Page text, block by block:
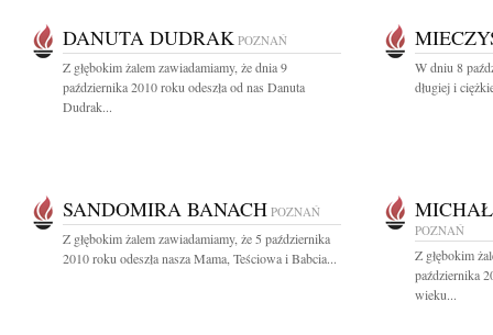
DANUTA DUDRAK POZNAŃ
Z głębokim żalem zawiadamiamy, że dnia 9
października 2010 roku odeszła od nas Danuta
Dudrak...
W dniu 8
długiej i
SANDOMIRA BANACH POZNAŃ
Z głębokim żalem zawiadamiamy, że 5 października
2010 roku odeszła nasza Mama, Teściowa i Babcia...
POZNAŃ
Z głębokim
października
wieku...